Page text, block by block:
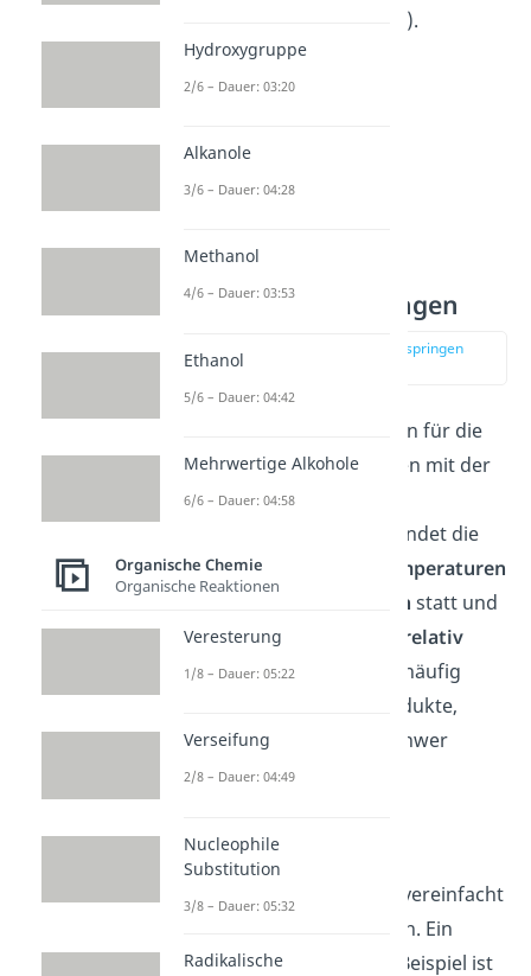
IN).
Reaktionsbedingungen
zur Stelle im Video springen
Die Reaktionsbedingungen für die
Mannich Reaktion variieren mit der
Wahl der eingesetzten
Komponenten. Generell findet die
Reaktion unter
hohen Temperaturen
protischen Lösemitteln statt und
dieReaktionszeiten sind relativ
lang . Dadurch entstehen häufig
unerwünschte Nebenprodukte,
deren Abtrennung nur schwer
möglich ist und zu
Die Verwendung von
Methyleniminiumsalzen
vereinfacht
die Reaktionsbedingungen. Ein
bereits zuvor genanntes Beispiel ist
Hydroxygruppe
2/6 – Dauer: 03:20
Alkanole
3/6 – Dauer: 04:28
Methanol
4/6 – Dauer: 03:53
Ethanol
5/6 – Dauer: 04:42
Mehrwertige Alkohole
6/6 – Dauer: 04:58
Organische Chemie
Organische Reaktionen
Veresterung
1/8 – Dauer: 05:22
Verseifung
2/8 – Dauer: 04:49
Nucleophile
Substitution
3/8 – Dauer: 05:32
Radikalische